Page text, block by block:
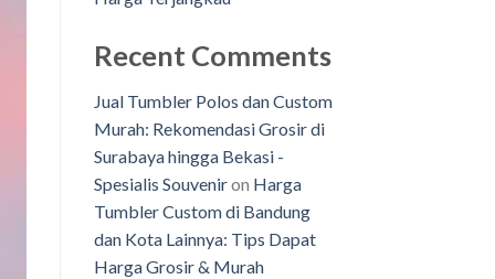
Recent Comments
Jual Tumbler Polos dan Custom
Murah: Rekomendasi Grosir di
Surabaya hingga Bekasi -
Spesialis Souveniron Harga
Tumbler Custom di Bandung
dan Kota Lainnya: Tips Dapat
Harga Grosir & Murah